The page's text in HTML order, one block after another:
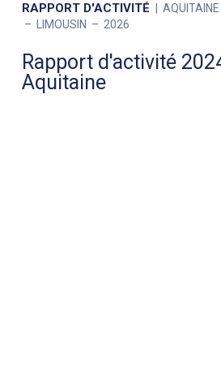
RAPPORT D'ACTIVITÉ AQUITAINE
LIMOUSIN
2026
Rapport d'activité
Aquitaine